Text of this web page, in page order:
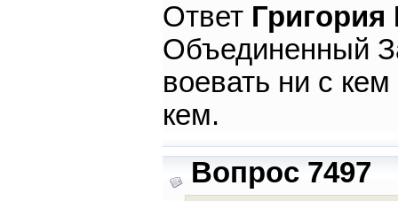
Ответ
Объединенный
воевать ни с
кем.
Вопрос 7497